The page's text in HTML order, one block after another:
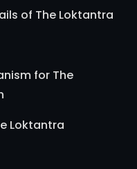
of The Loktantra
for The
Loktantra